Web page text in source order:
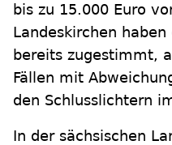
bis zu 15.000 Euro
Landeskirchen haben
bereits zugestimmt,
Fällen mit
den Schlusslichtern
In der sächsischen